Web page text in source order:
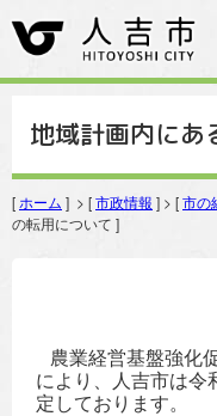
地域計画内にあ
[ ホーム ] > [市政情報 ] > [市の
の転用について ]
農業経営基盤強化
により、人吉市は令
定しております。